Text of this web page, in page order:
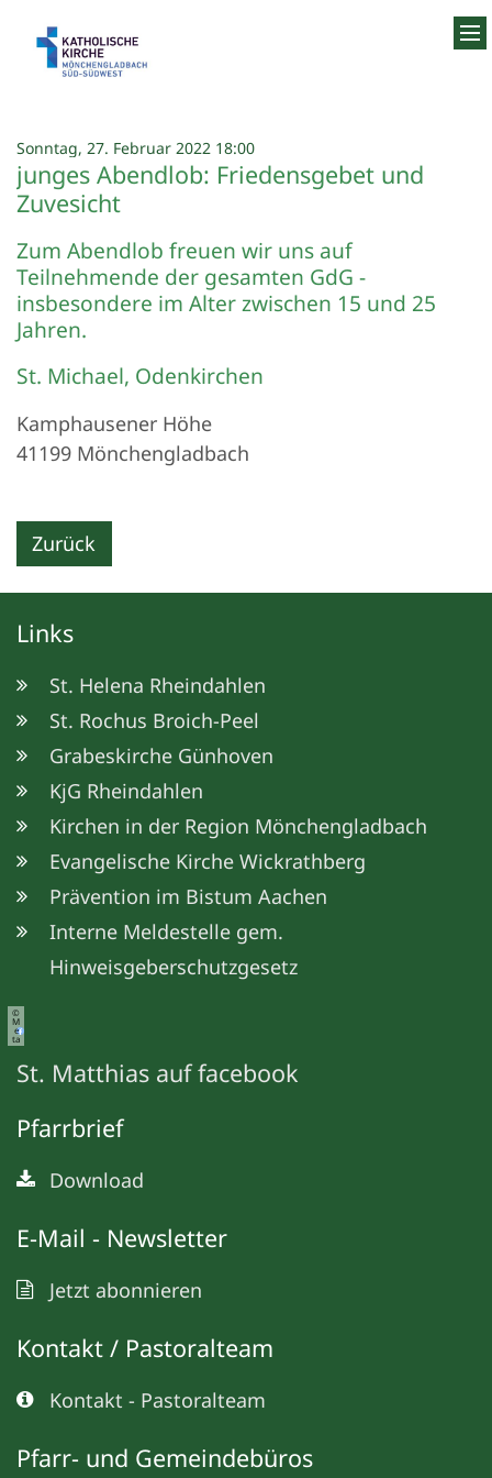
Sonntag, 27. Februar 2022 18:00:
junges Abendlob: Friedensgebet und
Zuvesicht
Zum Abendlob freuen wir uns auf
Teilnehmende der gesamten GdG -
insbesondere im Alter zwischen 15 und 25
Jahren.
St. Michael, Odenkirchen
Kamphausener Höhe
41199 Mönchengladbach
Zurück
Links
St. Helena Rheindahlen
St. Rochus Broich-Peel
Grabeskirche Günhoven
KjG Rheindahlen
Kirchen in der Region Mönchengladbach
Evangelische Kirche Wickrathberg
Prävention im Bistum Aachen
Interne Meldestelle gem.
Hinweisgeberschutzgesetz
©
M
e
ta
St. Matthias auf facebook
Pfarrbrief
Download
E-Mail - Newsletter
Jetzt abonnieren
Kontakt / Pastoralteam
Kontakt - Pastoralteam
Pfarr- und Gemeindebüros